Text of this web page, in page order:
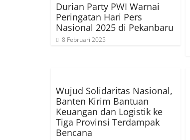
Durian Party PWI Warnai
Peringatan Hari Pers
Nasional 2025 di Pekanbaru
8 Februari 2025
Wujud Solidaritas Nasional,
Banten Kirim Bantuan
Keuangan dan Logistik ke
Tiga Provinsi Terdampak
Bencana